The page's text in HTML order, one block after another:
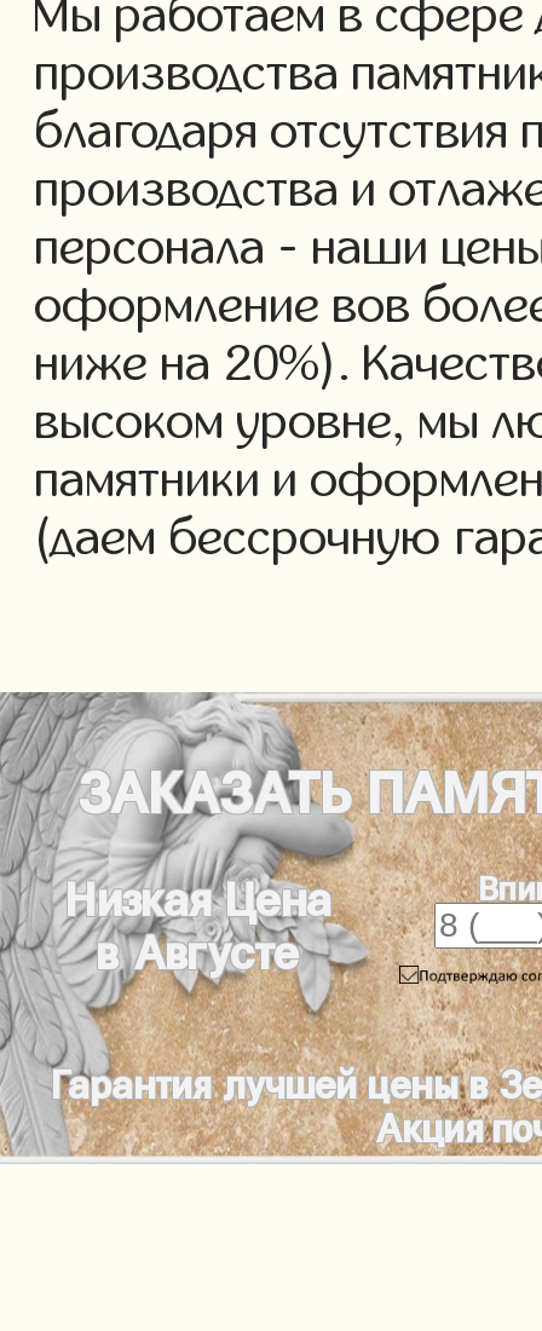
Мы работаем в сфере
производства
благодаря отсутствия
производства и
персонала - наши
оформление вов
ниже на 20%).
высоком уровне, мы
памятники и
(даем бессрочную
ЗАКАЗАТЬ
Низкая Цена
в Августе
Гарантия лучшей цены в
Акция